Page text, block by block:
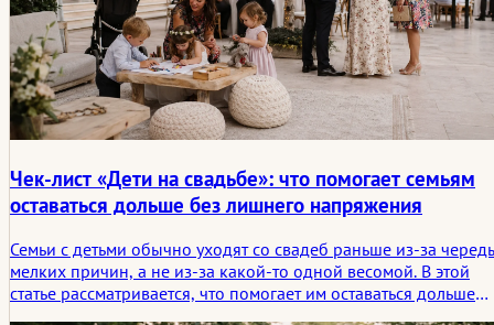
Чек-лист «Дети на свадьбе»: что помогает семьям
оставаться дольше без лишнего напряжения
Семьи с детьми обычно уходят со свадеб раньше из-за
мелких причин, а не из-за какой-то одной весомой. В этой
статье рассматривается, что помогает им оставаться дольше